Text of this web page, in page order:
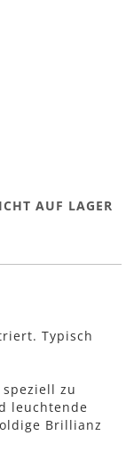
AUF LAGER
Typisch
zu
leuchtende
Brillianz